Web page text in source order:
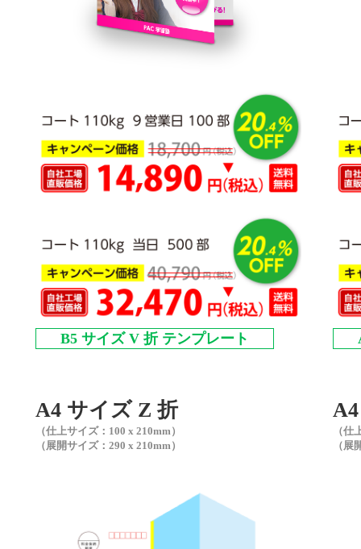
B5 サイズ V 折 テンプレート
A4 サイズ Z 折
（仕上サイズ：100 x 210mm）
（展開サイズ：290 x 210mm）
（仕
（展